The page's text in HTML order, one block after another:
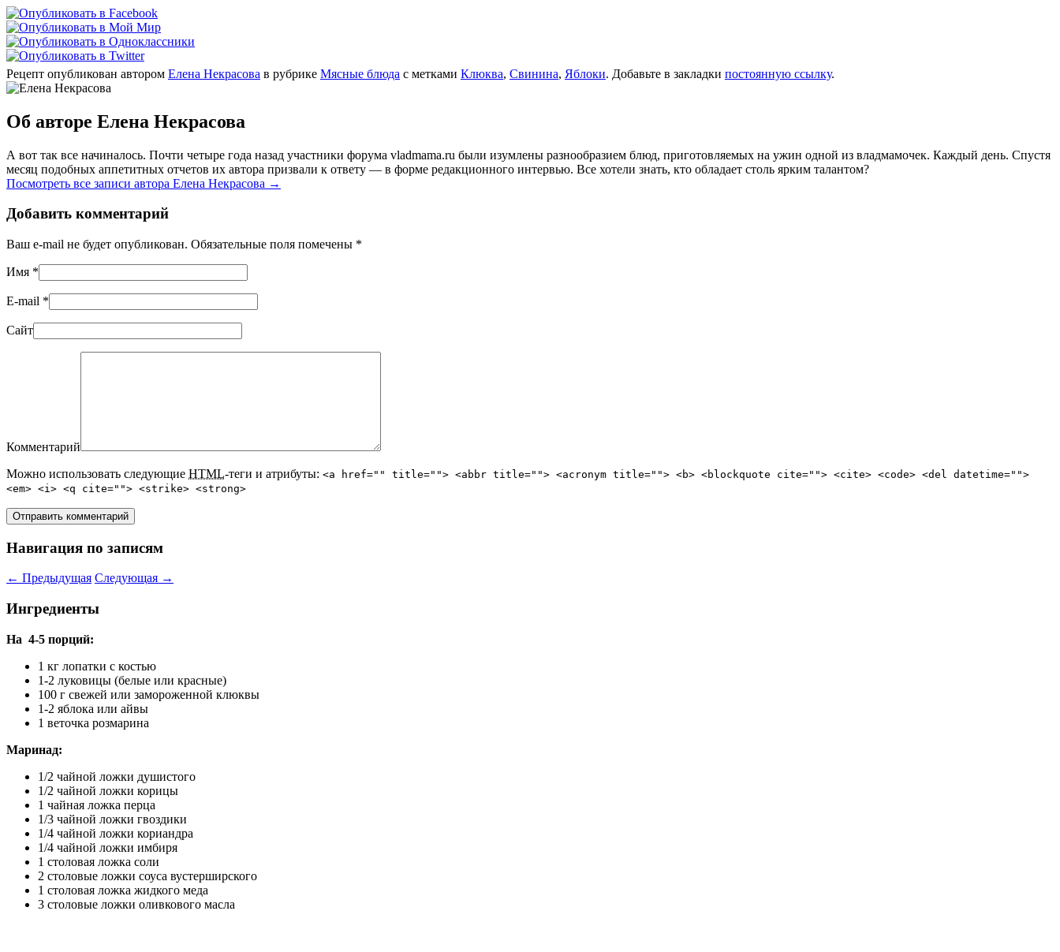
Рецепт опубликован автором Елена Некрасова в рубрике Мясные блюда с метками Клюква, Свинина, Яблоки. Добавьте в закладки постоянную ссылку.
Об авторе Елена Некрасова
А вот так все начиналось. Почти четыре года назад участники форума vladmama.ru были изумлены разнообразием блюд, приготовляемых на ужин одной из владмамочек. Каждый день. Спустя
месяц подобных аппетитных отчетов их автора призвали к ответу — в форме редакционного интервью. Все хотели знать, кто обладает столь ярким талантом?
Посмотреть все записи автора Елена Некрасова →
Добавить комментарий
Ваш e-mail не будет опубликован. Обязательные поля помечены *
Имя *
E-mail *
Сайт
Комментарий
Можно использовать следующие HTML-теги и атрибуты: <a href="" title=""> <abbr title=""> <acronym title=""> <b> <blockquote cite=""> <cite> <code> <del datetime="">
<em> <i> <q cite=""> <strike> <strong>
Навигация по записям
← Предыдущая Следующая →
Ингредиенты
На 4-5 порций:
1 кг лопатки с костью
1-2 луковицы (белые или красные)
100 г свежей или замороженной клюквы
1-2 яблока или айвы
1 веточка розмарина
Маринад:
1/2 чайной ложки душистого
1/2 чайной ложки корицы
1 чайная ложка перца
1/3 чайной ложки гвоздики
1/4 чайной ложки кориандра
1/4 чайной ложки имбиря
1 столовая ложка соли
2 столовые ложки соуса вустерширского
1 столовая ложка жидкого меда
3 столовые ложки оливкового масла